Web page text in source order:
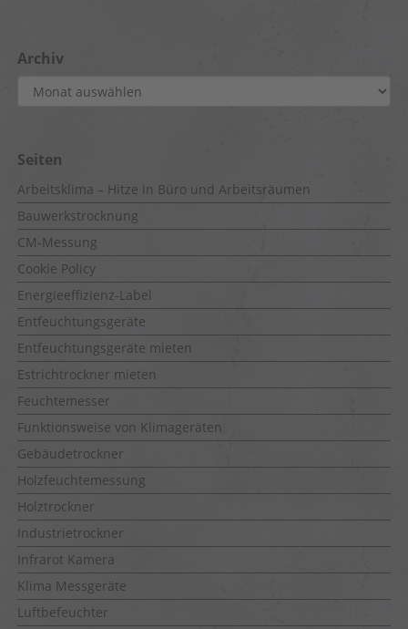
Archiv
Archiv
Seiten
Arbeitsklima – Hitze in Büro und Arbeitsräumen
Bauwerkstrocknung
CM-Messung
Cookie Policy
Energieeffizienz-Label
Entfeuchtungsgeräte
Entfeuchtungsgeräte mieten
Estrichtrockner mieten
Feuchtemesser
Funktionsweise von Klimageräten
Gebäudetrockner
Holzfeuchtemessung
Holztrockner
Industrietrockner
Infrarot Kamera
Klima Messgeräte
Luftbefeuchter